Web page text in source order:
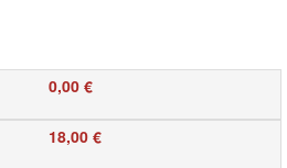
0,00 €
18,00 €